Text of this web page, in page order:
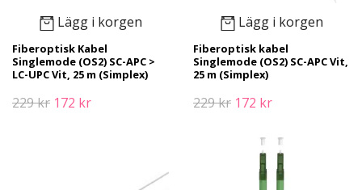
Lägg i korgen
Fiberoptisk Kabel
Singlemode (OS2) SC-APC >
LC-UPC Vit, 25 m (Simplex)
229 kr 172 kr
Lägg i korgen
Fiberoptisk kabel
Singlemode (OS2) SC-APC Vit,
25 m (Simplex)
229 kr 172 kr